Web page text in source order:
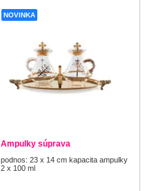
NOVINKA
Ampulky súprava
podnos: 23 x 14 cm kapacita ampulky
2 x 100 ml